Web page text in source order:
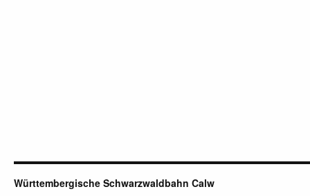
Württembergische Schwarzwaldbahn Calw